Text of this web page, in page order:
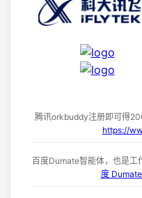
腾讯orkbuddy注册即可得
https://
百度Dumate智能体，也是工
度